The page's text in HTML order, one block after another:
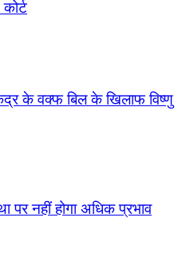
के वक्फ बिल के खिलाफ विष्णु
पर नहीं होगा अधिक प्रभाव